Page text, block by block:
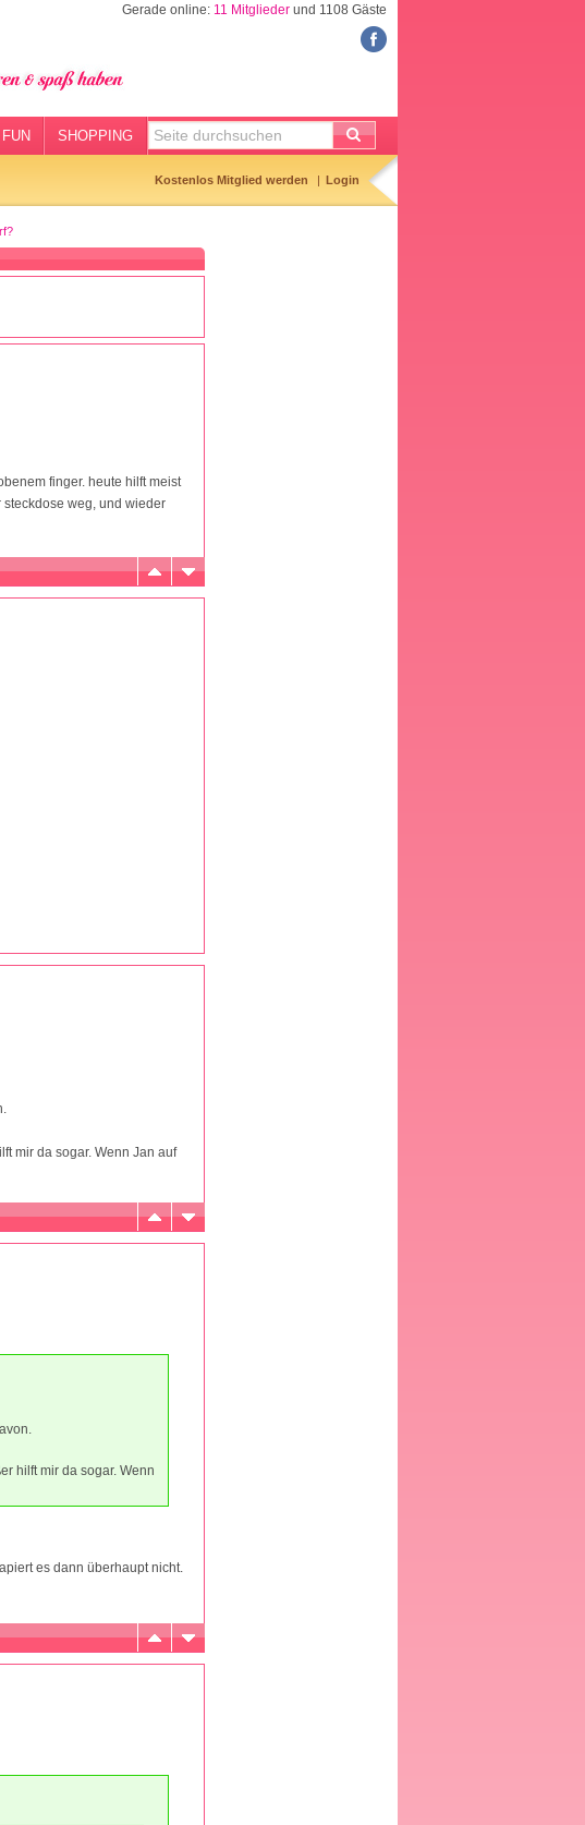
Gerade online: 11 Mitglieder und 1108 Gäste
FUN SHOPPING
Kostenlos Mitglied werden Login
finger. heute hilft meist
weg, und wieder
mir da sogar. Wenn Jan auf
hilft mir da sogar. Wenn
es dann überhaupt nicht.